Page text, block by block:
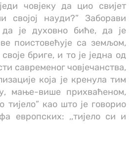
човјеку да цио свијет
својој науди?” Заборави
је духовно биће, да је
поистовећује са земљом,
бриге, и то је једна од
савременог човјечанства,
која је кренула тим
мање-више прихваћеном,
тијело” као што је говорио
европских: ,,тијело си и